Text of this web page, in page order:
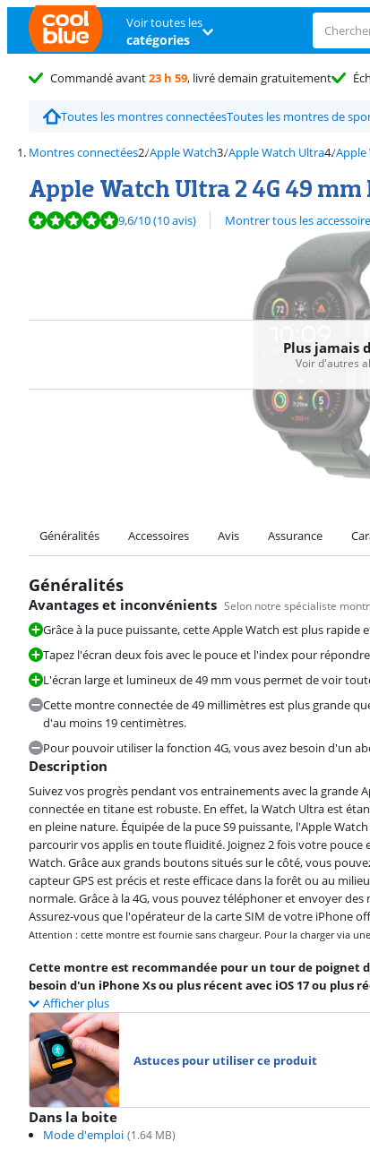
Voir toutes les
catégories
Commandé avant23 h 59, livré demain gratuitement
Toutes les montres connectéesToutes les montres de
Montres connectées Apple Watch Apple Watch Ultra Apple
Apple Watch Ultra 2 4G 49
La note est de 9,6 sur 10, basée sur 10 avis.
9,6/10(10 avis) Montrer tous les
Découvrez l'ensemble des
Plus jamais
Voir d'autres
Généralités Accessoires Avis Assurance
Généralités
Avantages et inconvénients Selon notre spécialiste
Grâce à la puce puissante, cette Apple Watch est plus
Tapez l'écran deux fois avec le pouce et l'index pour
L'écran large et lumineux de 49 mm vous permet de voir
Cette montre connectée de 49 millimètres est plus grande
d'au moins 19 centimètres.
Pour pouvoir utiliser la fonction 4G, vous avez besoin d'un
Description
Suivez vos progrès pendant vos entrainements avec la grande
connectée en titane est robuste. En effet, la Watch Ultra est
en pleine nature. Équipée de la puce S9 puissante, l'Apple
parcourir vos applis en toute fluidité. Joignez 2 fois votre
Watch. Grâce aux grands boutons situés sur le côté, vous
capteur GPS est précis et reste efficace dans la forêt ou au
normale. Grâce à la 4G, vous pouvez téléphoner et envoyer
Assurez-vous que l'opérateur de la carte SIM de votre iPhone
Attention : cette montre est fournie sans chargeur. Pour la charger via
Cette montre est recommandée pour un tour de poignet
besoin d'un iPhone Xs ou plus récent avec iOS 17 ou plus
Afficher plus
Astuces pour utiliser ce produit
Dans la boite
Mode d'emploi (1.64 MB)